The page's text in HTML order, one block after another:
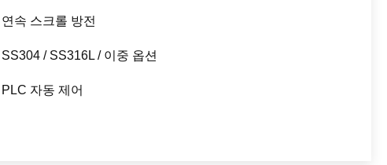
연속 스크롤 방전
SS304 / SS316L / 이중 옵션
PLC 자동 제어